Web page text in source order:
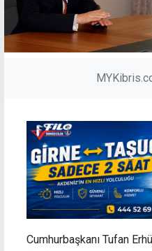
Cumhurbaşkanı Tufan